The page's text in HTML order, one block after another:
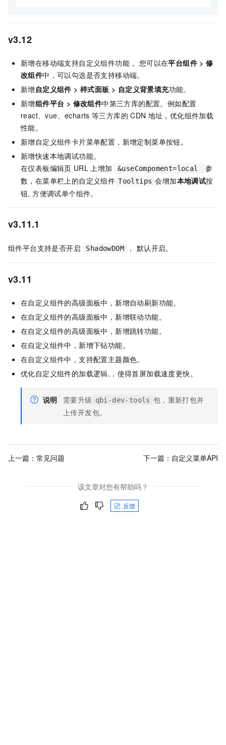
v3.12
新增在移动端支持自定义组件功能， 您可以在平台组件 >修
改组件中，可以勾选是否支持移动端。
新增自定义组件 >样式面板 > 自定义背景填充功能。
新增组件平台 > 修改组件中第三方库的配置。例如配置
react、vue、echarts 等三方库的 CDN 地址，优化组件加载
性能。
新增自定义组件卡片菜单配置，新增定制菜单按钮。
新增快速本地调试功能。
在仪表板编辑页 URL 上增加 &useCompoment=local
参
数，在菜单栏上的自定义组件 Tooltips 会增加本地调试按
钮, 方便调试单个组件。
v3.11.1
组件平台支持是否开启 ShadowDOM ， 默认开启。
v3.11
在自定义组件的高级面板中，新增自动刷新功能。
在自定义组件的高级面板中，新增联动功能。
在自定义组件的高级面板中，新增跳转功能。
在自定义组件中，新增下钻功能。
在自定义组件中，支持配置主题颜色。
优化自定义组件的加载逻辑,，使得首屏加载速度更快。
说明 需要升级 qbi-dev-tools 包，重新打包并
上传开发包。
上一篇： 常见问题 下一篇： 自定义菜单API
该文章对您有帮助吗？
反馈